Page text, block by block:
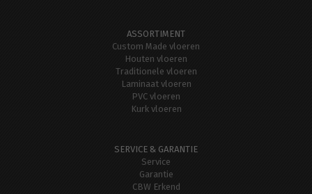
ASSORTIMENT
Custom Made vloeren
Houten vloeren
Traditionele vloeren
Laminaat vloeren
PVC vloeren
Kurk vloeren
SERVICE & GARANTIE
Service
Garantie
CBW Erkend